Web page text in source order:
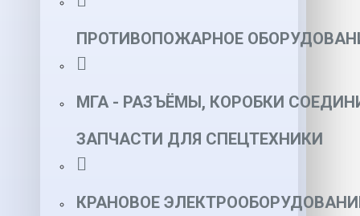
ПРОТИВОПОЖАРНОЕ
МГА - РАЗЪЁМЫ, КОРОБКИ
ЗАПЧАСТИ ДЛЯ СПЕЦТЕХНИКИ
КРАНОВОЕ